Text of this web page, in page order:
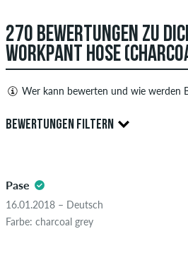
270 BEWERTUNGEN ZU
WORKPANT HOSE
Wer kann bewerten und wie werden
Bewertungen abgeben. Diese
beleidigenden oder obszönen
die geltendes Recht oder
und Fremdwerbung enthalten,
Die Sternebewertung des Artikels
BEWERTUNGEN FILTERN
5.0
Pase
16.01.2018 – Deutsch
Farbe: charcoal grey